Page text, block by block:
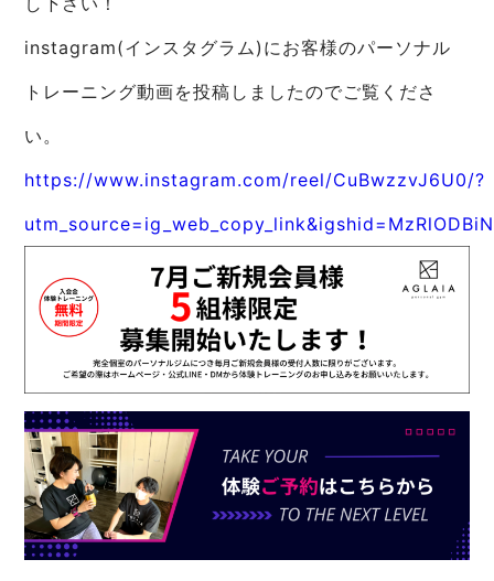
instagram(インスタグラム)にお客様のパーソナル
トレーニング動画を投稿しましたのでご覧くださ
い。
https://www.instagram.com/reel/CuBwzzvJ6U0/?